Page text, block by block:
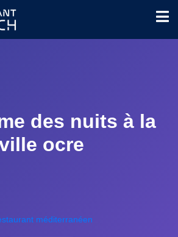
des nuits à la
ocre
méditerranéen